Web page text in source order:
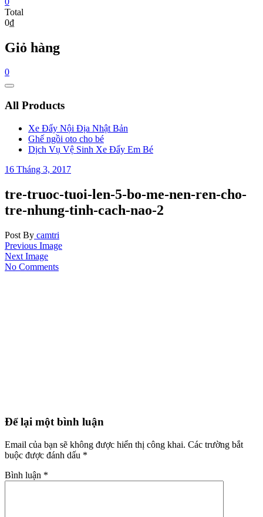
Total
0₫
Giỏ hàng
0
Catalog
All Products
Xe Đẩy Nội Địa Nhật Bản
Ghế ngồi oto cho bé
Dịch Vụ Vệ Sinh Xe Đẩy Em Bé
16 Tháng 3, 2017
tre-truoc-tuoi-len-5-bo-me-nen-ren-cho-
tre-nhung-tinh-cach-nao-2
Post By camtri
Previous Image
Next Image
No Comments
Để lại một bình luận
Email của bạn sẽ không được hiển thị công khai. Các trường bắt
buộc được đánh dấu *
Bình luận *